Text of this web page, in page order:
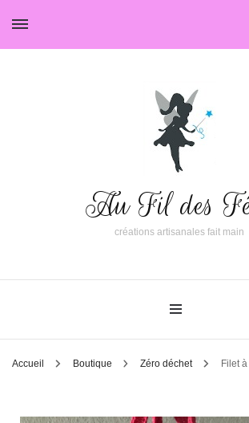
Au Fil des
créations artisanales fait main
Accueil Boutique Zéro déchet Filet